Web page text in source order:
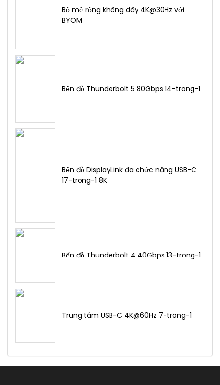
Bộ mở rộng không dây 4K@30Hz với
BYOM
Bến đỗ Thunderbolt 5 80Gbps 14-trong-1
Bến đỗ DisplayLink đa chức năng USB-C
17-trong-1 8K
Bến đỗ Thunderbolt 4 40Gbps 13-trong-1
Trung tâm USB-C 4K@60Hz 7-trong-1